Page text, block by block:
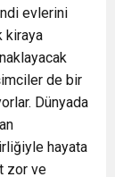
evlerini
kiraya
de bir
Dünyada
hayata
zor ve